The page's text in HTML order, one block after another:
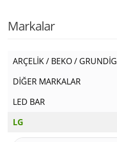
Markalar
ARÇELİK / BEKO / GRUNDİG
DİĞER MARKALAR
LED BAR
LG